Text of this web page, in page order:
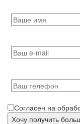
Согласен на